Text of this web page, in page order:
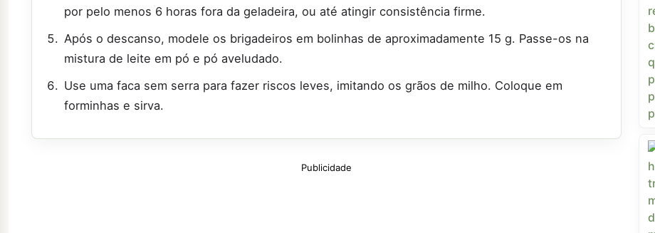
por pelo menos 6 horas fora da geladeira, ou até atingir consistência firme.
Após o descanso, modele os brigadeiros em bolinhas de aproximadamente 15 g. Passe-os na
mistura de leite em pó e pó aveludado.
Use uma faca sem serra para fazer riscos leves, imitando os grãos de milho. Coloque em
forminhas e sirva.
Publicidade